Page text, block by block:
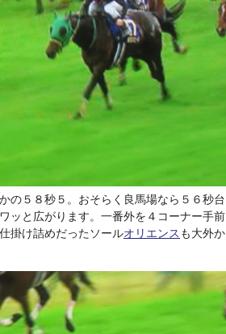
の５８秒５。おそらく良馬場なら５６秒台
ッと広がります。一番外を４コーナー手前
掛け詰めだったソールオリエンス も大外か